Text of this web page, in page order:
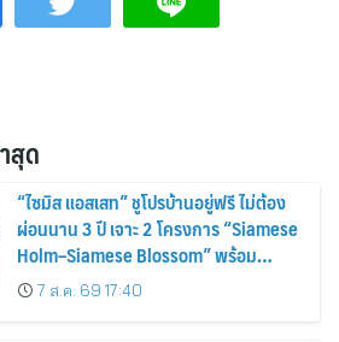
สุด
“ไซมิส แอสเสท” ชูโปรบ้านอยู่ฟรี ไม่ต้อง
ผ่อนนาน 3 ปี เจาะ 2 โครงการ “Siamese
Holm–Siamese Blossom” พร้อม
ส่วนลดและสิทธิพิเศษถึง 31 สิงหาคม
2569
7 ส.ค. 69 17:40